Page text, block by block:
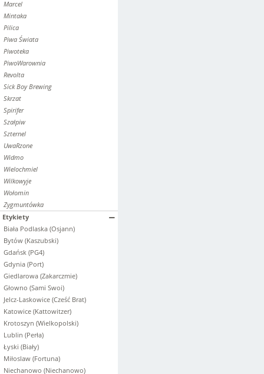
Marcel
Mintaka
Pilica
Piwa Świata
Piwoteka
PiwoWarownia
Revolta
Sick Boy Brewing
Skrzat
Spirifer
Szałpiw
Szternel
UwaRzone
Widmo
Wielochmiel
Wilkowyje
Wołomin
Zygmuntówka
Etykiety
Biała Podlaska (Osjann)
Bytów (Kaszubski)
Gdańsk (PG4)
Gdynia (Port)
Giedlarowa (Zakarczmie)
Głowno (Sami Swoi)
Jelcz-Laskowice (Cześć Brat)
Katowice (Kattowitzer)
Krotoszyn (Wielkopolski)
Lublin (Perła)
Łyski (Biały)
Miłoslaw (Fortuna)
Niechanowo (Niechanowo)